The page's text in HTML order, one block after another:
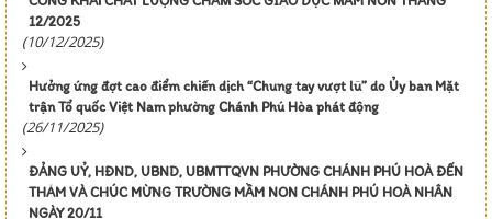
12/2025
(10/12/2025)
Hưởng ứng đợt cao điểm chiến dịch “Chung tay vượt lũ” do Ủy ban Mặt
trận Tổ quốc Việt Nam phường Chánh Phú Hòa phát động
(26/11/2025)
ĐẢNG UỶ, HĐND, UBND, UBMTTQVN PHƯỜNG CHÁNH PHÚ HOÀ ĐẾN
THĂM VÀ CHÚC MỪNG TRƯỜNG MẦM NON CHÁNH PHÚ HOÀ NHÂN
NGÀY 20/11